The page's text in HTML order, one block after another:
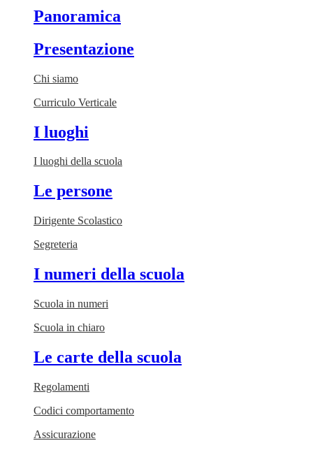
Panoramica
Presentazione
Chi siamo
Curriculo Verticale
I luoghi
I luoghi della scuola
Le persone
Dirigente Scolastico
Segreteria
I numeri della scuola
Scuola in numeri
Scuola in chiaro
Le carte della scuola
Regolamenti
Codici comportamento
Assicurazione